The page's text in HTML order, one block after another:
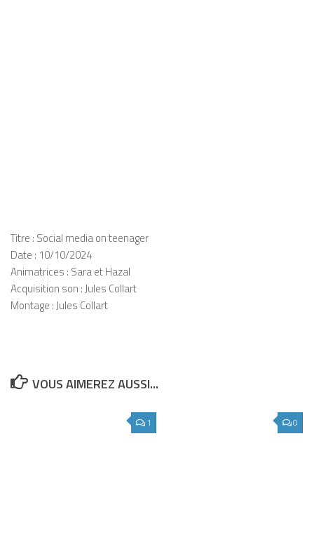
Titre : Social media on teenager
Date : 10/10/2024
Animatrices : Sara et Hazal
Acquisition son : Jules Collart
Montage : Jules Collart
VOUS AIMEREZ AUSSI...
1 0